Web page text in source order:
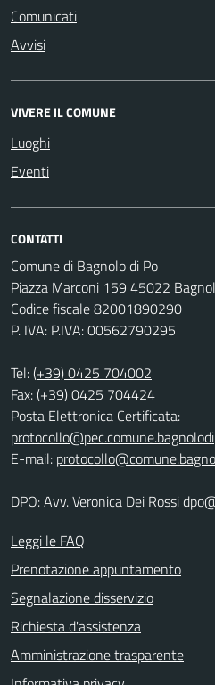
Comunicati
Avvisi
VIVERE IL COMUNE
Luoghi
Eventi
CONTATTI
Comune di Bagnolo di Po
Piazza Marconi 159 45022
Codice fiscale 82001890290
P. IVA: P.IVA: 00562790295
Tel:(+39) 0425 704002
Fax: (+39) 0425 704424
Posta Elettronica Certificata:
E-mail:
DPO: Avv. Veronica Dei Rossi
Leggi le FAQ
Prenotazione appuntamento
Segnalazione disservizio
Richiesta d'assistenza
Amministrazione trasparente